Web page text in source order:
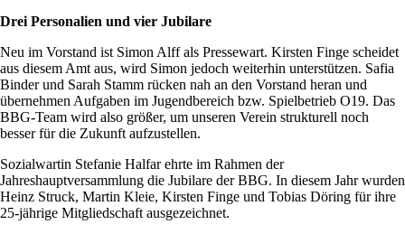
Drei Personalien und vier Jubilare
Neu im Vorstand ist Simon Alff als Pressewart. Kirsten Finge scheidet
aus diesem Amt aus, wird Simon jedoch weiterhin unterstützen. Safia
Binder und Sarah Stamm rücken nah an den Vorstand heran und
übernehmen Aufgaben im Jugendbereich bzw. Spielbetrieb O19. Das
BBG-Team wird also größer, um unseren Verein strukturell noch
besser für die Zukunft aufzustellen.
Sozialwartin Stefanie Halfar ehrte im Rahmen der
Jahreshauptversammlung die Jubilare der BBG. In diesem Jahr wurden
Heinz Struck, Martin Kleie, Kirsten Finge und Tobias Döring für ihre
25-jährige Mitgliedschaft ausgezeichnet.